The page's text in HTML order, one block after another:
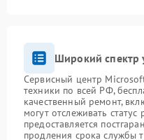
Широкий спектр
Сервисный центр
техники по всей РФ,
качественный ремонт,
могут отслеживать
предоставляется
продления срока службы